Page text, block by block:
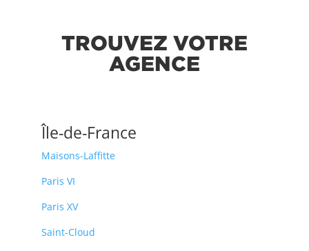
TROUVEZ VOTRE
AGENCE
Île-de-France
Maisons-Laffitte
Paris VI
Paris XV
Saint-Cloud